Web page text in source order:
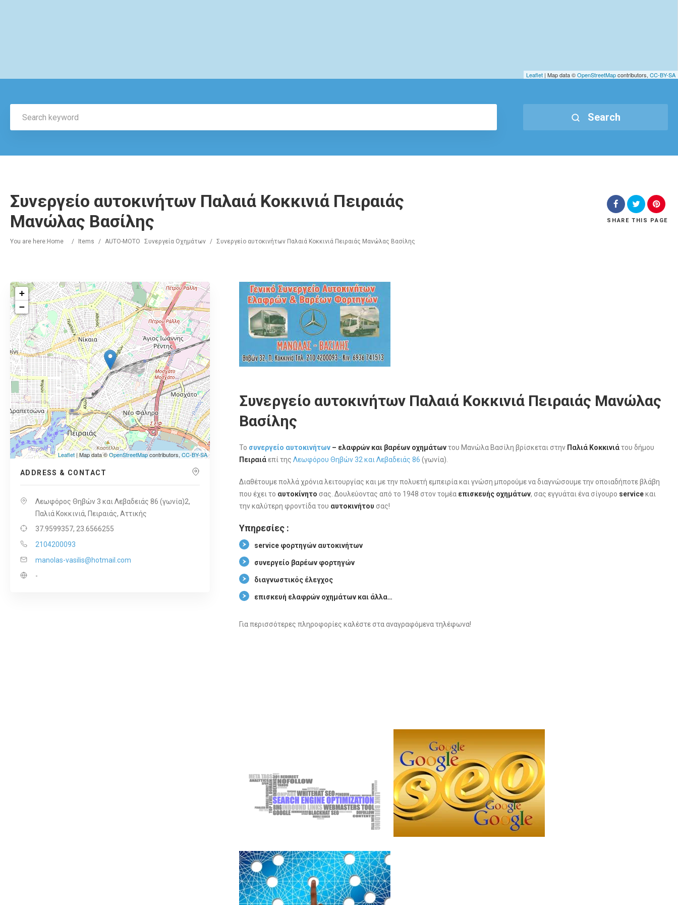
Leaflet | Map data ©OpenStreetMapcontributors, CC-BY-SA
Search
Συνεργείο αυτοκινήτων Παλαιά Κοκκινιά Πειραιάς
Μανώλας Βασίλης
You are here: Home / Items / AUTO-MOTO Συνεργεία Οχημάτων / Συνεργείο αυτοκινήτων Παλαιά Κοκκινιά Πειραιάς Μανώλας Βασίλης
SHARE THIS PAGE
+
−
Leaflet| Map data ©OpenStreetMapcontributors,CC-BY-SA
ADDRESS & CONTACT
Λεωφόρος Θηβών 3 και Λεβαδειάς 86 (γωνία)2,
Παλιά Κοκκινιά, Πειραιάς, Αττικής
37.9599357, 23.6566255
2104200093
manolas-vasilis@hotmail.com
-
Συνεργείο αυτοκινήτων Παλαιά Κοκκινιά Πειραιάς Μανώλας
Βασίλης
Το συνεργείο αυτοκινήτων– ελαφρών και βαρέων οχημάτωντου Μανώλα Βασίλη βρίσκεται στην Παλιά Κοκκινιάτου δήμου
Πειραιά επί της Λεωφόρου Θηβών 32 και Λεβαδειάς 86 (γωνία).
Διαθέτουμε πολλά χρόνια λειτουργίας και με την πολυετή εμπειρία και γνώση μπορούμε να διαγνώσουμε την οποιαδήποτε βλάβη
που έχει το αυτοκίνητο σας. Δουλεύοντας από το 1948 στον τομέα επισκευής οχημάτων, σας εγγυάται ένα σίγουρο serviceκαι
την καλύτερη φροντίδα του αυτοκινήτου σας!
Υπηρεσίες :
service φορτηγών αυτοκινήτων
συνεργείο βαρέων φορτηγών
διαγνωστικός έλεγχος
επισκευή ελαφρών οχημάτων και άλλα…
Για περισσότερες πληροφορίες καλέστε στα αναγραφόμενα τηλέφωνα!